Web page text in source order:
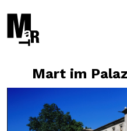
Heute
Mart im